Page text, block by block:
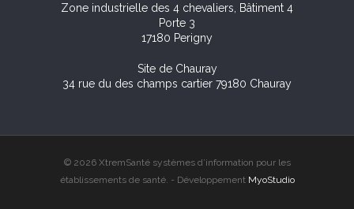
Zone industrielle des 4 chevaliers, Bâtiment 4
Porte 3
17180 Perigny
Site de Chauray
34 rue du des champs cartier 79180 Chauray
© 2026 XtremSanté systèmes d’information pour les
établissements de santé. - Développement MyoStudio